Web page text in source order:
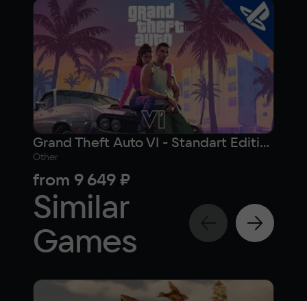
Grand Theft Auto VI - Standart Edition (PlayStation)
Other
from 9 649 ₽
Similar
Games